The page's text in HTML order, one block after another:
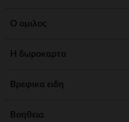
Ο ομιλος
Η δωροκαρτα
Βρεφικα ειδη
Βοηθεια